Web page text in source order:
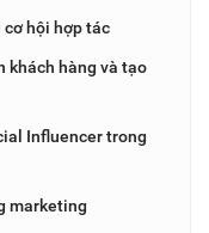
cơ hội hợp tác
khách hàng và tạo
Influencer trong
marketing